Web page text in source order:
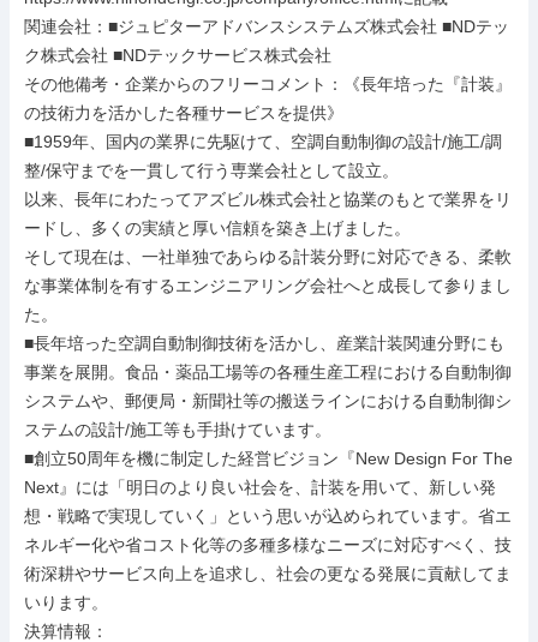
関連会社：■ジュピターアドバンスシステムズ株式会社 ■NDテッ
ク株式会社 ■NDテックサービス株式会社
その他備考・企業からのフリーコメント：《長年培った『計装』
の技術力を活かした各種サービスを提供》
■1959年、国内の業界に先駆けて、空調自動制御の設計/施工/調
整/保守までを一貫して行う専業会社として設立。
以来、長年にわたってアズビル株式会社と協業のもとで業界をリ
ードし、多くの実績と厚い信頼を築き上げました。
そして現在は、一社単独であらゆる計装分野に対応できる、柔軟
な事業体制を有するエンジニアリング会社へと成長して参りまし
た。
■長年培った空調自動制御技術を活かし、産業計装関連分野にも
事業を展開。食品・薬品工場等の各種生産工程における自動制御
システムや、郵便局・新聞社等の搬送ラインにおける自動制御シ
ステムの設計/施工等も手掛けています。
■創立50周年を機に制定した経営ビジョン『New Design For The
Next』には「明日のより良い社会を、計装を用いて、新しい発
想・戦略で実現していく」という思いが込められています。省エ
ネルギー化や省コスト化等の多種多様なニーズに対応すべく、技
術深耕やサービス向上を追求し、社会の更なる発展に貢献してま
いります。
決算情報：